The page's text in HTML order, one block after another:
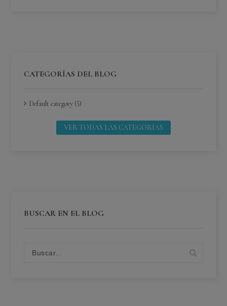
CATEGORÍAS DEL BLOG
Default category (5)
VER TODAS LAS CATEGORÍAS
BUSCAR EN EL BLOG